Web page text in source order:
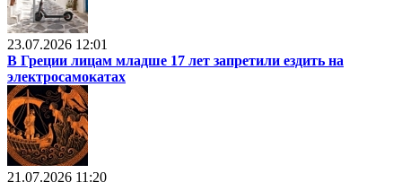
23.07.2026 12:01
В Греции лицам младше 17 лет запретили ездить на
электросамокатах
21.07.2026 11:20